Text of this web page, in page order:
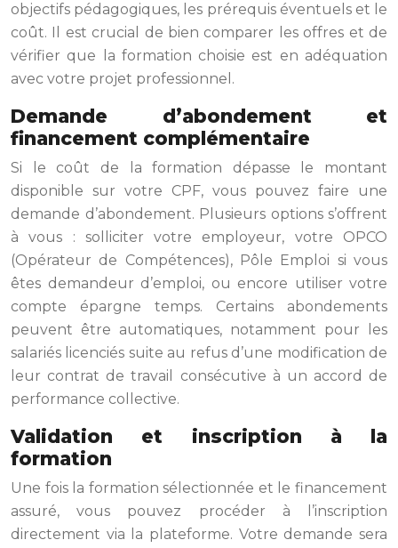
objectifs pédagogiques, les prérequis éventuels et le
coût. Il est crucial de bien comparer les offres et de
vérifier que la formation choisie est en adéquation
avec votre projet professionnel.
Demande d’abondement et
financement complémentaire
Si le coût de la formation dépasse le montant
disponible sur votre CPF, vous pouvez faire une
demande d’abondement. Plusieurs options s’offrent
à vous : solliciter votre employeur, votre OPCO
(Opérateur de Compétences), Pôle Emploi si vous
êtes demandeur d’emploi, ou encore utiliser votre
compte épargne temps. Certains abondements
peuvent être automatiques, notamment pour les
salariés licenciés suite au refus d’une modification de
leur contrat de travail consécutive à un accord de
performance collective.
Validation et inscription à la
formation
Une fois la formation sélectionnée et le financement
assuré, vous pouvez procéder à l’inscription
directement via la plateforme. Votre demande sera